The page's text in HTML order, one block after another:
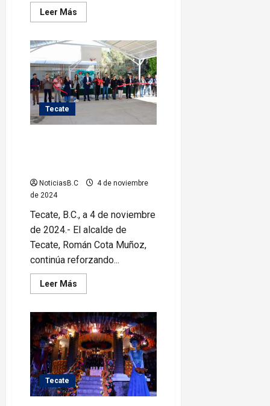
Leer Más
más
Fortalece
Román
Cota
apoyo
a
madres
de
familia
Tecate
NoticiasB.C
4 de noviembre
de 2024
Tecate, B.C., a 4 de noviembre
de 2024.- El alcalde de
Tecate, Román Cota Muñoz,
continúa reforzando...
Leer Más
más
Inaugura
Román
Cota
obra
escolar
de
«La
escuela
es
nuestra»
Tecate